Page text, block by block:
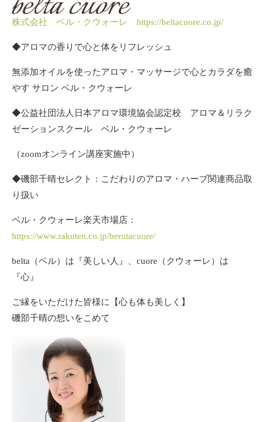
株式会社 ベル・クウォーレ https://beltacuore.co.jp/
◆アロマの香りで心と体をリフレッシュ
無添加オイルを使ったアロマ・マッサージで心とカラダを癒
やす サロン ベル・クウォーレ
◆公益社団法人日本アロマ環境協会認定校 アロマ＆リラク
ゼーションスクール ベル・クウォーレ
（zoomオンライン講座実施中）
◆磯部千晴セレクト：こだわりのアロマ・ハーブ関連商品取
り扱い
ベル・クウォーレ楽天市場店：
https://www.rakuten.co.jp/berutacuore/
belta（ベル）は『美しい人』、cuore（クウォーレ）は
『心』
ご縁をいただけた皆様に【心も体も美しく】
磯部千晴の想いをこめて